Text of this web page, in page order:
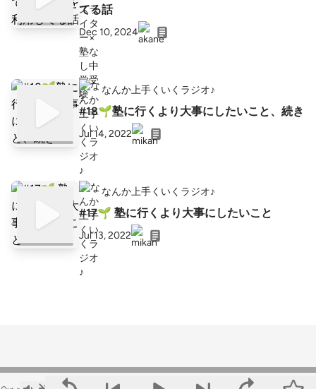
てる話
Dec 10, 2024
なんか上手くいくラジオ♪
#18🌱塾に行くより大事にしたいこと、続き
Jul 14, 2022
なんか上手くいくラジオ♪
#17🌱 塾に行くより大事にしたいこと
Jul 13, 2022